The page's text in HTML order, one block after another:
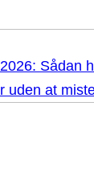
Sådan
uden at